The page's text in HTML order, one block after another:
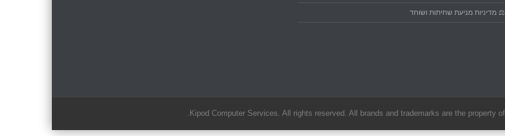
⚖️ מדיניות מניעת שחיתות ושוחד